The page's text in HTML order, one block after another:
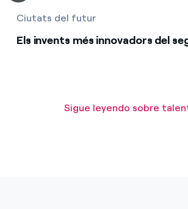
Ciutats del futur
Els invents més innovadors del
Sigue leyendo sobre